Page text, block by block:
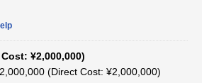
¥2,000,000)
(Direct Cost: ¥2,000,000)